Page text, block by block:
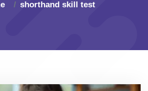
shorthand skill test